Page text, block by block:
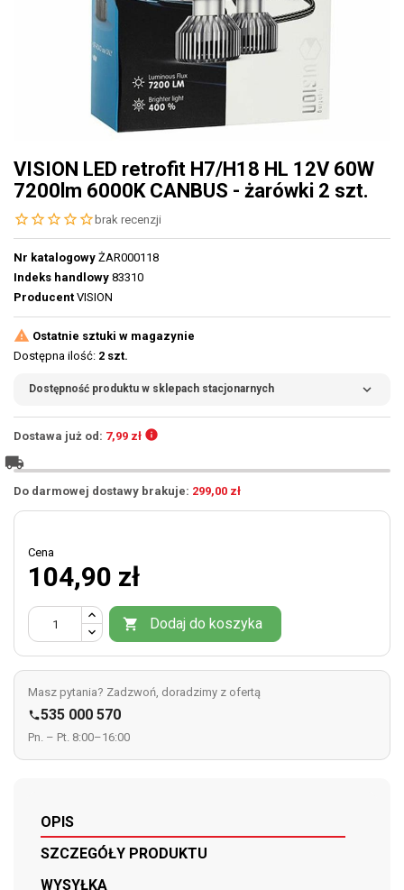
VISION LED retrofit H7/H18 HL 12V 60W
7200lm 6000K CANBUS - żarówki 2 szt.
star_border star_border star_border star_border star_borderbrak recenzji
Nr katalogowy ŻAR000118
Indeks handlowy 83310
Producent VISION
 Ostatnie sztuki w magazynie
Dostępna ilość: 2 szt.
Dostępność produktu w sklepach stacjonarnych expand_more
Dostawa już od: 7,99 zł info
local_shipping
Do darmowej dostawy brakuje: 299,00 zł
Cena
104,90 zł
 Dodaj do koszyka
Masz pytania? Zadzwoń, doradzimy z ofertą
535 000 570
Pn. – Pt. 8:00–16:00
OPIS
SZCZEGÓŁY PRODUKTU
WYSYŁKA